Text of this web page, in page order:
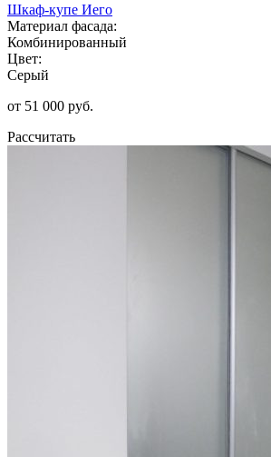
Шкаф-купе Иего
Материал фасада:
Комбинированный
Цвет:
Серый
от 51 000 руб.
Рассчитать